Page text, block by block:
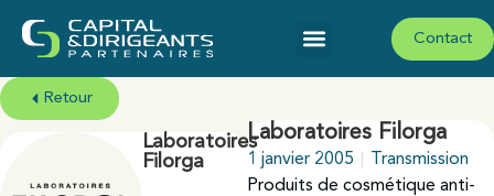
Contact
Retour
Laboratoires
Filorga
Laboratoires Filorga
1 janvier 2005
Transmission
Produits de cosmétique anti-